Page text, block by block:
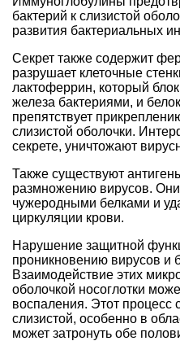
бактерий к слизистой
развития бактериальных
Секрет также содержит
разрушает клеточные
лактоферрин, который
железа бактериями, и
препятствует
слизистой оболочки.
секрете, уничтожают
Также существуют
размножению вирусов.
чужеродными белками и
циркуляции крови.
Нарушение защитной
проникновению вирусов и
Взаимодействие этих
оболочкой носоглотки
воспаления. Этот процесс
слизистой, особенно в
может затронуть обе